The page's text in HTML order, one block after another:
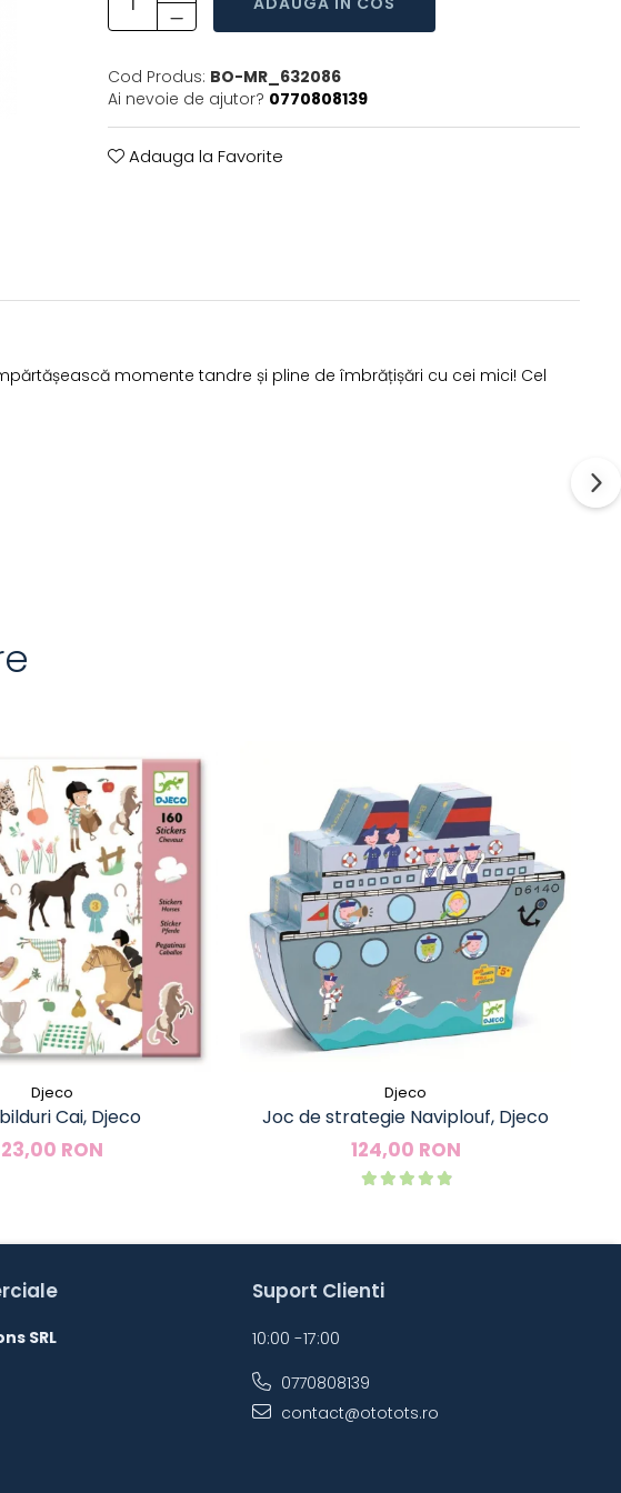
Cod Produs: BO-MR_632086
Ai nevoie de ajutor? 0770808139
Adauga la Favorite
momente tandre și pline de îmbrățișări cu cei mici! Cel
Djeco
Cai, Djeco
23,00 RON
Djeco
Joc de strategie Naviplouf, Djeco
124,00 RON
SRL
Suport Clienti
10:00 -17:00
0770808139
contact@ototots.ro